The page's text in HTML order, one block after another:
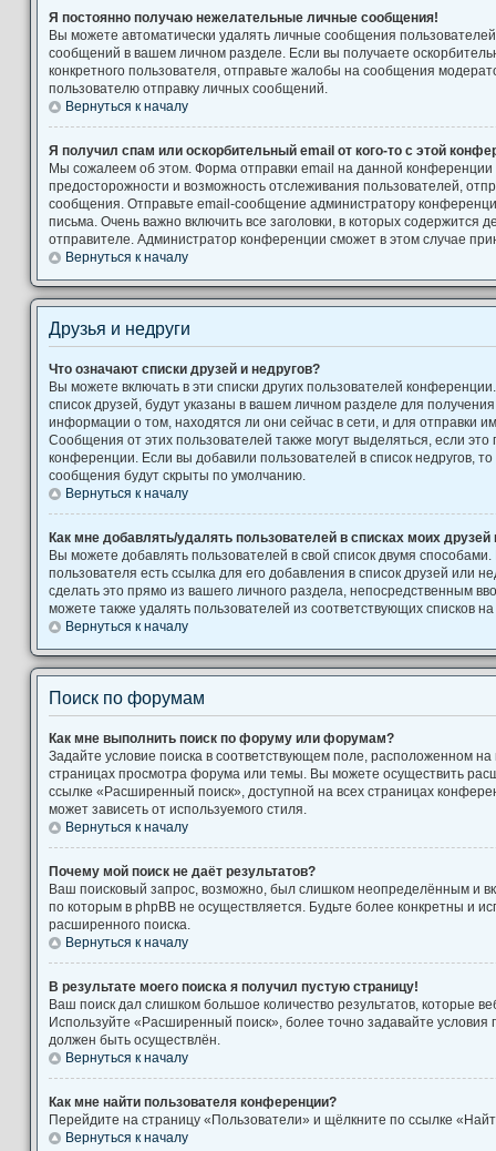
Я постоянно получаю нежелательные личные сообщения!
Вы можете автоматически удалять личные сообщения
сообщений в вашем личном разделе. Если вы получаете
конкретного пользователя, отправьте жалобы на сообщения
пользователю отправку личных сообщений.
Вернуться к началу
Я получил спам или оскорбительный email от кого-то с этой
Мы сожалеем об этом. Форма отправки email на данной
предосторожности и возможность отслеживания пользователей,
сообщения. Отправьте email-сообщение администратору
письма. Очень важно включить все заголовки, в которых содержится
отправителе. Администратор конференции сможет в этом случае
Вернуться к началу
Друзья и недруги
Что означают списки друзей и недругов?
Вы можете включать в эти списки других пользователей
список друзей, будут указаны в вашем личном разделе для
информации о том, находятся ли они сейчас в сети, и для отправки
Сообщения от этих пользователей также могут выделяться, если
конференции. Если вы добавили пользователей в список недругов,
сообщения будут скрыты по умолчанию.
Вернуться к началу
Как мне добавлять/удалять пользователей в списках моих друзей
Вы можете добавлять пользователей в свой список двумя
пользователя есть ссылка для его добавления в список друзей или
сделать это прямо из вашего личного раздела, непосредственным
можете также удалять пользователей из соответствующих списков
Вернуться к началу
Поиск по форумам
Как мне выполнить поиск по форуму или форумам?
Задайте условие поиска в соответствующем поле, расположенном
страницах просмотра форума или темы. Вы можете осуществить
ссылке «Расширенный поиск», доступной на всех страницах
может зависеть от используемого стиля.
Вернуться к началу
Почему мой поиск не даёт результатов?
Ваш поисковый запрос, возможно, был слишком неопределённым и
по которым в phpBB не осуществляется. Будьте более конкретны и
расширенного поиска.
Вернуться к началу
В результате моего поиска я получил пустую страницу!
Ваш поиск дал слишком большое количество результатов, которые
Используйте «Расширенный поиск», более точно задавайте
должен быть осуществлён.
Вернуться к началу
Как мне найти пользователя конференции?
Перейдите на страницу «Пользователи» и щёлкните по ссылке
Вернуться к началу